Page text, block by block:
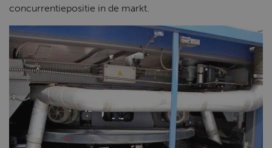
concurrentiepositie in de markt.